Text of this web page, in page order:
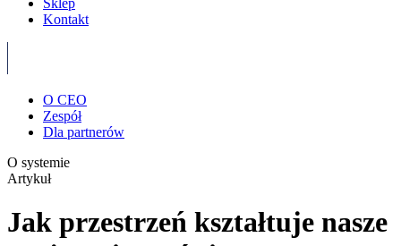
Kontakt
O CEO
Zespół
Dla partnerów
O systemie
Artykuł
Jak przestrzeń kształtuje nasze